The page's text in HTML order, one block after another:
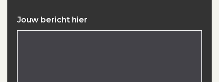
Jouw bericht hier